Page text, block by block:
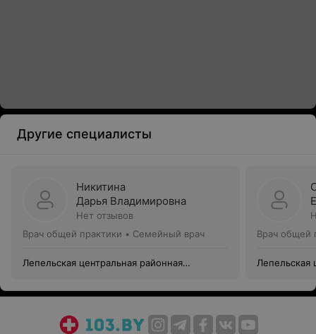
Другие специалисты
Никитина
Дарья Владимировна
Нет отзывов
Врач общей практики • Семейный врач
Лепельская центральная районная
Врач общей
Лепельская